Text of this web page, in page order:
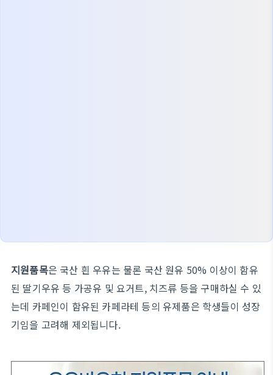
지원품목은 국산 흰 우유는 물론 국산 원유 50% 이상이 함유
된 딸기우유 등 가공유 및 요거트, 치즈류 등을 구매하실 수 있
는데 카페인이 함유된 카페라테 등의 유제품은 학생들이 성장
기임을 고려해 제외됩니다.